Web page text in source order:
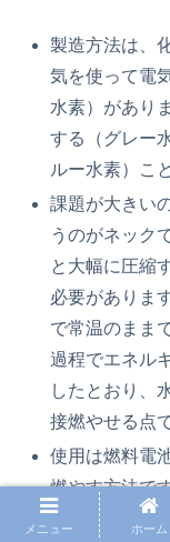
製造方法は、
気を使って電
水素）があり
する（グレー
ルー水素）こ
課題が大きい
うのがネック
と大幅に圧縮
必要がありま
で常温のまま
過程でエネル
したとおり、
接燃やせる点
使用は燃料電
燃やす方法で
素を直接燃や
メニュー ホーム